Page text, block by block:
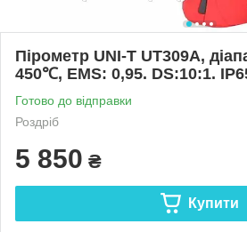
Пірометр UNI-T UT309A,
450℃, EMS: 0,95. DS:10:1.
Готово до відправки
Роздріб
5 850 ₴
Купити